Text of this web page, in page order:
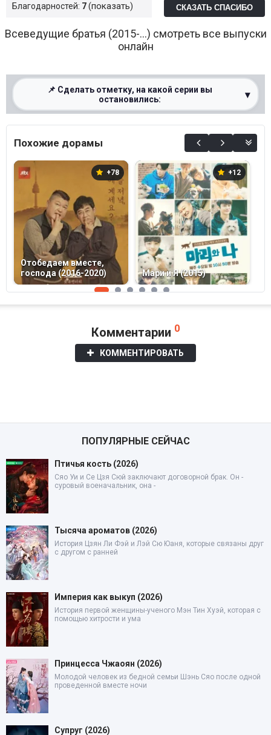
Благодарностей: 7 показать СКАЗАТЬ СПАСИБО
Всеведущие братья (2015-...) смотреть все выпуски
онлайн
📌 Сделать отметку, на какой серии вы
остановились:
▾
0%
Похожие дорамы
+78
Отобедаем вместе,
господа (2016-2020)
+12
Мари и Я (2015)
Комментарии 0
КОММЕНТИРОВАТЬ
ПОПУЛЯРНЫЕ СЕЙЧАС
Птичья кость (2026)
Сяо Уи и Се Цзя Сюй заключают договорной брак. Он -
суровый военачальник, она -
Тысяча ароматов (2026)
История Цзян Ли Фэй и Лэй Сю Юаня, которые связаны друг
с другом с ранней
Империя как выкуп (2026)
История первой женщины-ученого Мэн Тин Хуэй, которая с
помощью хитрости и ума
Принцесса Чжаоян (2026)
Молодой человек из бедной семьи Шэнь Сяо после одной
проведенной вместе ночи
Супруг (2026)